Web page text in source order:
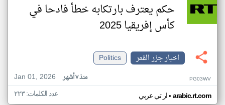
حكم يعترف بارتكابه خطأ فادحا في
كأس إفريقيا 2025
اخبار جزر القمر
Politics
Jan 01, 2026
منذ ٧ أشهر PG03WV
ار تي عربي• arabic.rt.com عدد الكلمات: ٢٢٣